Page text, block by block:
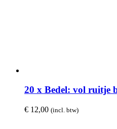
20 x Bedel: vol ruitje
€ 12,00 (incl. btw)